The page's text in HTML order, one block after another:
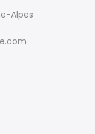
Alpes